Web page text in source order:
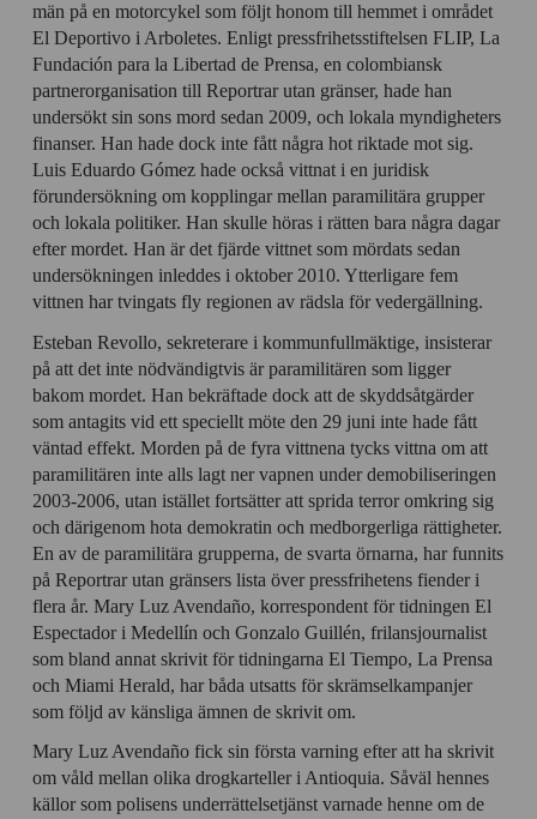
män på en motorcykel som följt honom till hemmet i området
El Deportivo i Arboletes. Enligt pressfrihetsstiftelsen FLIP, La
Fundación para la Libertad de Prensa, en colombiansk
partnerorganisation till Reportrar utan gränser, hade han
undersökt sin sons mord sedan 2009, och lokala myndigheters
finanser. Han hade dock inte fått några hot riktade mot sig.
Luis Eduardo Gómez hade också vittnat i en juridisk
förundersökning om kopplingar mellan paramilitära grupper
och lokala politiker. Han skulle höras i rätten bara några dagar
efter mordet. Han är det fjärde vittnet som mördats sedan
undersökningen inleddes i oktober 2010. Ytterligare fem
vittnen har tvingats fly regionen av rädsla för vedergällning.
Esteban Revollo, sekreterare i kommunfullmäktige, insisterar
på att det inte nödvändigtvis är paramilitären som ligger
bakom mordet. Han bekräftade dock att de skyddsåtgärder
som antagits vid ett speciellt möte den 29 juni inte hade fått
väntad effekt. Morden på de fyra vittnena tycks vittna om att
paramilitären inte alls lagt ner vapnen under demobiliseringen
2003-2006, utan istället fortsätter att sprida terror omkring sig
och därigenom hota demokratin och medborgerliga rättigheter.
En av de paramilitära grupperna, de svarta örnarna, har funnits
på Reportrar utan gränsers lista över pressfrihetens fiender i
flera år. Mary Luz Avendaño, korrespondent för tidningen El
Espectador i Medellín och Gonzalo Guillén, frilansjournalist
som bland annat skrivit för tidningarna El Tiempo, La Prensa
och Miami Herald, har båda utsatts för skrämselkampanjer
som följd av känsliga ämnen de skrivit om.
Mary Luz Avendaño fick sin första varning efter att ha skrivit
om våld mellan olika drogkarteller i Antioquia. Såväl hennes
källor som polisens underrättelsetjänst varnade henne om de